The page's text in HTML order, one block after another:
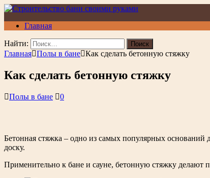
Главная
Найти:
Главная Полы в бане Как сделать бетонную стяжку
Как сделать бетонную стяжку
Полы в бане 0
Бетонная стяжка – одно из самых популярных
доску.
Применительно к бане и сауне, бетонную стяжку делают